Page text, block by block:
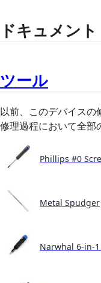
ドキュメント
ツール
以前、このデバイスの
修理過程において全部
Phillips #0
Metal Spudger
Narwhal 6-in-